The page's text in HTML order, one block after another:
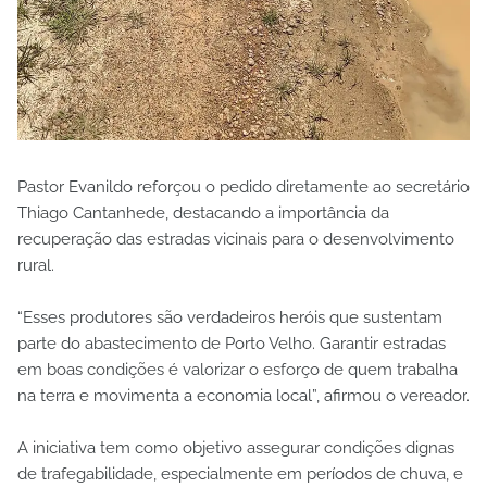
Pastor Evanildo reforçou o pedido diretamente ao secretário
Thiago Cantanhede, destacando a importância da
recuperação das estradas vicinais para o desenvolvimento
rural.
“Esses produtores são verdadeiros heróis que sustentam
parte do abastecimento de Porto Velho. Garantir estradas
em boas condições é valorizar o esforço de quem trabalha
na terra e movimenta a economia local”, afirmou o vereador.
A iniciativa tem como objetivo assegurar condições dignas
de trafegabilidade, especialmente em períodos de chuva, e